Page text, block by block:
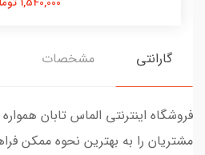
گارانتی مشخصات
فروشگاه اینترنتی الماس تابان
مشتریان را به بهترین نحوه ممکن